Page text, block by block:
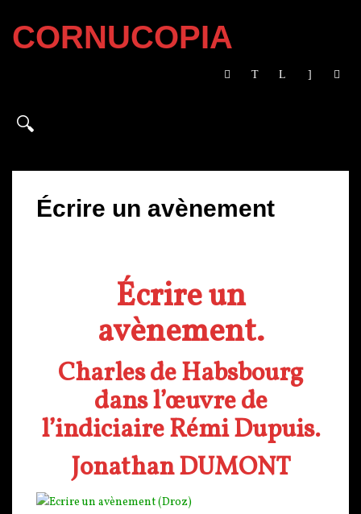
CORNUCOPIA
Écrire un avènement
Écrire un
avènement.
Charles de Habsbourg
dans l’œuvre de
l’indiciaire Rémi Dupuis.
Jonathan DUMONT